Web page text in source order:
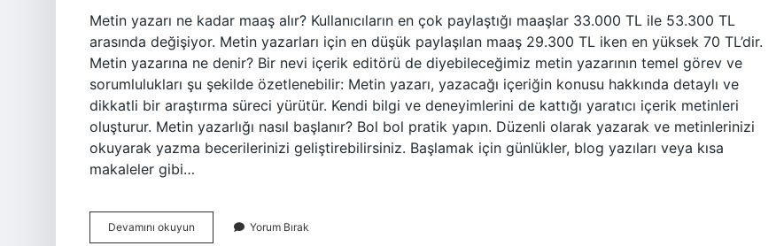
Metin yazarı ne kadar maaş alır? Kullanıcıların en çok paylaştığı maaşlar 33.000 TL ile 53.300 TL
arasında değişiyor. Metin yazarları için en düşük paylaşılan maaş 29.300 TL iken en yüksek 70 TL’dir.
Metin yazarına ne denir? Bir nevi içerik editörü de diyebileceğimiz metin yazarının temel görev ve
sorumlulukları şu şekilde özetlenebilir: Metin yazarı, yazacağı içeriğin konusu hakkında detaylı ve
dikkatli bir araştırma süreci yürütür. Kendi bilgi ve deneyimlerini de kattığı yaratıcı içerik metinleri
oluşturur. Metin yazarlığı nasıl başlanır? Bol bol pratik yapın. Düzenli olarak yazarak ve metinlerinizi
okuyarak yazma becerilerinizi geliştirebilirsiniz. Başlamak için günlükler, blog yazıları veya kısa
makaleler gibi…
Devamını okuyun
Yazarı
Yorum Bırak